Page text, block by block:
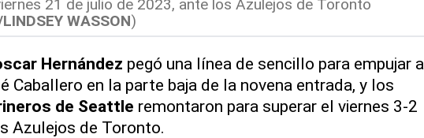
21 de julio de 2023, ante los Azulejos de Toronto
WASSON)
Hernández pegó una línea de sencillo para empujar a
Caballero en la parte baja de la novena entrada, y los
de Seattle remontaron para superar el viernes 3-2
Azulejos de Toronto.